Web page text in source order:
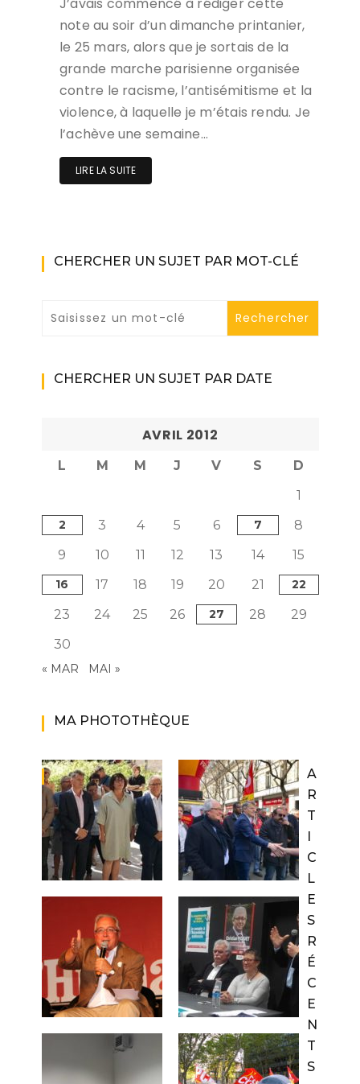
note au soir d’un dimanche printanier,
le 25 mars, alors que je sortais de la
grande marche parisienne organisée
contre le racisme, l’antisémitisme et la
violence, à laquelle je m’étais rendu. Je
l’achève une semaine…
LIRE LA SUITE
CHERCHER UN SUJET PAR MOT-CLÉ
CHERCHER UN SUJET PAR DATE
AVRIL 2012
L M M J V S
D
1
2 3 4 5 6 7
8
9
10 11 12 13 14 15
16 17 18 19 20 21 22
23 24 25 26 27 28
29
30
« MAR MAI »
MA PHOTOTHÈQUE
A
R
T
I
C
L
E
S
R
É
C
E
N
T
S